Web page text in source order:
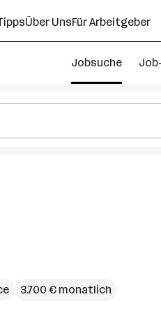
Über UnsFür Arbeitgeber
Jobsuche
3.700 € monatlich